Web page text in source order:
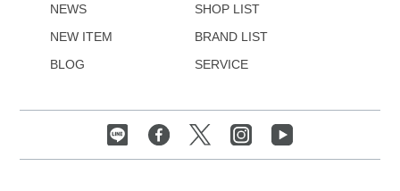
NEWS
NEW ITEM
BLOG
SHOP LIST
BRAND LIST
SERVICE